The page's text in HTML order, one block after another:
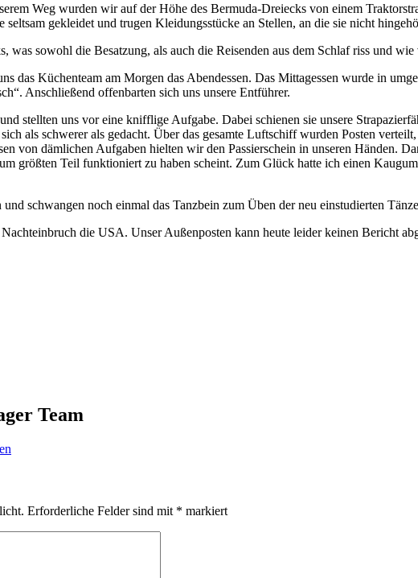
Weg wurden wir auf der Höhe des Bermuda-Dreiecks von einem
gekleidet und trugen Kleidungsstücke an Stellen, an die sie nicht
was sowohl die Besatzung, als auch die Reisenden aus dem Schlaf riss und
das Küchenteam am Morgen das Abendessen. Das Mittagessen wurde in
Anschließend offenbarten sich uns unsere Entführer.
stellten uns vor eine knifflige Aufgabe. Dabei schienen sie unsere
als schwerer als gedacht. Über das gesamte Luftschiff wurden Posten
von dämlichen Aufgaben hielten wir den Passierschein in unseren Händen.
größten Teil funktioniert zu haben scheint. Zum Glück hatte ich einen
schwangen noch einmal das Tanzbein zum Üben der neu einstudierten
die USA. Unser Außenposten kann heute leider keinen Bericht
Team
Erforderliche Felder sind mit * markiert